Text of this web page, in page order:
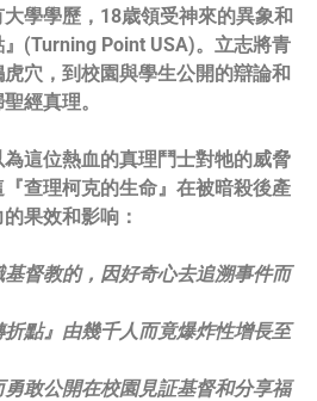
學學歷，18歳領受神來的異象和
』(Turning Point USA)。立志將青
穴， 到校園與學生公開的辯論和
經真理。
這位熱血的真理鬥士對牠的威脅
查理柯克的生命』 在被暗殺後產
果效和影响：
督教的，因好奇心去追溯事件而
折點』由幾千人而竟爆炸性增長至
敢公開在校園見証基督和分享福